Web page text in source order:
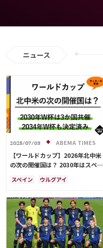
ニュース
2025/07/03 ABEMA TIMES
【ワールドカップ】2026年北中米
の次の開催国は？ 2030年はスペイ
共催！ ウルグアイ・アルゼンチ
スペイン
ウルグアイ
モロッコ
ブラジル
ドイツ
サウジアラビア
メキシコ
アメリカ
フランス
イングランド
日本
カナダ
韓国
セルビア
スイス